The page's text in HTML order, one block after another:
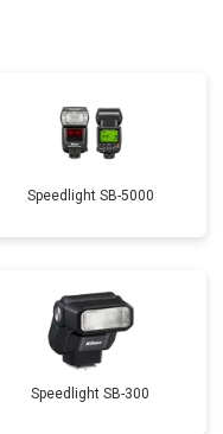
Speedlight SB-5000
Speedlight SB-300